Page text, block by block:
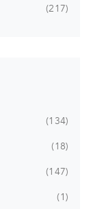
217
134
18
147
1